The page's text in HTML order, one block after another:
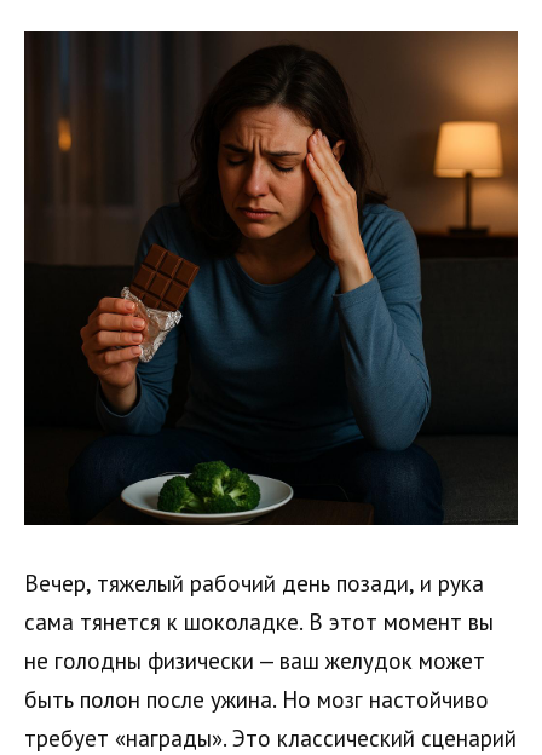
Вечер, тяжелый рабочий день позади, и рука
сама тянется к шоколадке. В этот момент вы
не голодны физически — ваш желудок может
быть полон после ужина. Но мозг настойчиво
требует «награды». Это классический сценарий